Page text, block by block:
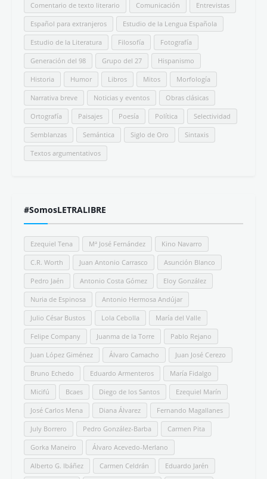
Comentario de texto literario Comunicación Entrevistas
Español para extranjeros Estudio de la Lengua Española
Estudio de la Literatura Filosofía Fotografía
Generación del 98 Grupo del 27 Hispanismo
Historia Humor Libros Mitos Morfología
Narrativa breve Noticias y eventos Obras clásicas
Ortografía Paisajes Poesía Política Selectividad
Semblanzas Semántica Siglo de Oro Sintaxis
Textos argumentativos
#SomosLETRALIBRE
Ezequiel Tena Mª José Fernández Kino Navarro
C.R. Worth Juan Antonio Carrasco Asunción Blanco
Pedro Jaén Antonio Costa Gómez Eloy González
Nuria de Espinosa Antonio Hermosa Andújar
Julio César Bustos Lola Cebolla María del Valle
Felipe Company Juanma de la Torre Pablo Rejano
Juan López Giménez Álvaro Camacho Juan José Cerezo
Bruno Echedo Eduardo Armenteros María Fidalgo
Micifú Bcaes Diego de los Santos Ezequiel Marín
José Carlos Mena Diana Álvarez Fernando Magallanes
July Borrero Pedro González-Barba Carmen Pita
Gorka Maneiro Álvaro Acevedo-Merlano
Alberto G. Ibáñez Carmen Celdrán Eduardo Jarén